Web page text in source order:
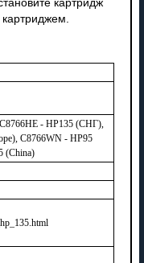
картридж
- HP135 (СНГ),
C8766WN - HP95
(China)